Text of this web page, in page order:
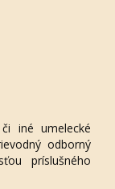
iné umelecké
odborný
príslušného